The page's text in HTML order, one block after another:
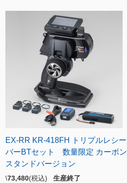
EX-RR KR-418FH トリプルレシー
バーBTセット 数量限定 カーボン
スタンドバージョン
\73,480(税込) 生産終了